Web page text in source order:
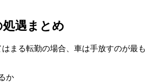
遇まとめ
まる転勤の場合、車は手放すのが最も
か